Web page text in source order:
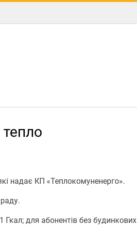
надає КП «Теплокомуненерго».
для абонентів без будинкових